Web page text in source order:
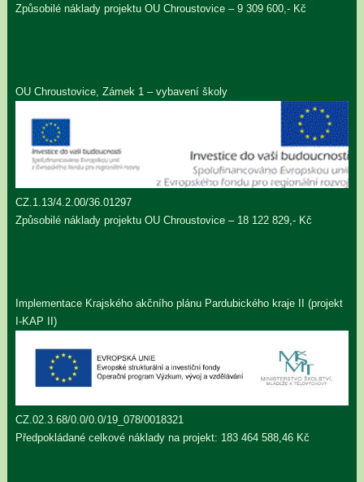
Způsobilé náklady projektu OU Chroustovice – 9 309 600,- Kč
OU Chroustovice, Zámek 1 – vybavení školy
CZ.1.13/4.2.00/36.01297
Způsobilé náklady projektu OU Chroustovice – 18 122 829,- Kč
Implementace Krajského akčního plánu Pardubického kraje II (projekt
I-KAP II)
CZ.02.3.68/0.0/0.0/19_078/0018321
Předpokládané celkové náklady na projekt: 183 464 588,46 Kč